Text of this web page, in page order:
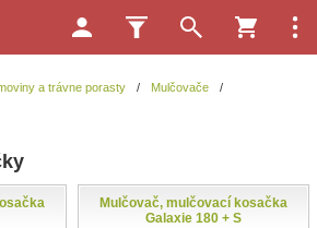
a trávne porasty / Mulčovače /
Mulčovač, mulčovací kosačka
Galaxie 180 + S